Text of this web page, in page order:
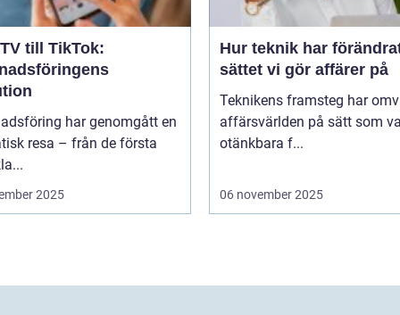
till TikTok:
har genomgått en
resa – från de första
2025
Hur teknik har
sättet vi gör affärer på
Teknikens framsteg har
affärsvärlden på sätt som
otänkbara f...
06 november 2025